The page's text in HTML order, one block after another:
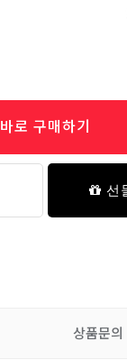
바로 구매하기
선
상품문의